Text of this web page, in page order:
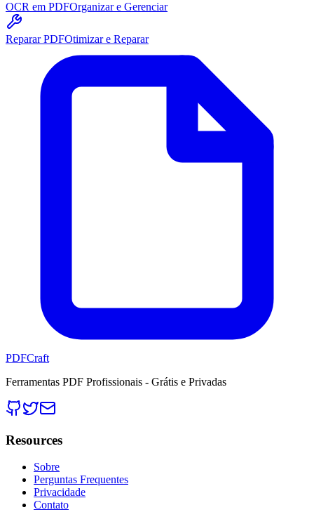
OCR em PDFOrganizar e Gerenciar
Reparar PDFOtimizar e Reparar
PDFCraft
Ferramentas PDF Profissionais - Grátis e Privadas
Resources
Sobre
Perguntas Frequentes
Privacidade
Contato